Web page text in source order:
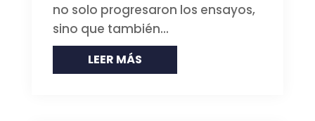
no solo progresaron los ensayos,
sino que también...
LEER MÁS